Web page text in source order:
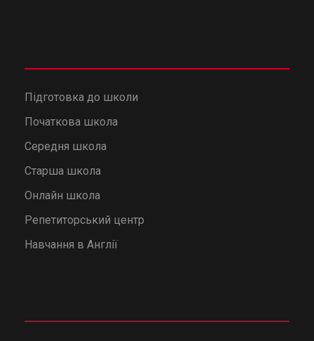
Підготовка до школи
Початкова школа
Середня школа
Старша школа
Онлайн школа
Репетиторський центр
Навчання в Англії